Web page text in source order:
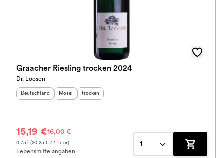
Graacher Riesling trocken 2024
Dr. Loosen
Herkunftsland
Deutschland Herkunftsregion:
Mosel Geschmack
trocken
15,19 €16,00 €
0.75 l (20.25 € / 1 Liter)
Lebensmittelangaben
1
Zum